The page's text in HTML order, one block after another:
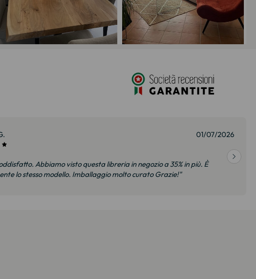
01/07/2026
Abbiamo visto questa libreria in negozio a 35% in più. È
lo stesso modello. Imballaggio molto curato Grazie!"